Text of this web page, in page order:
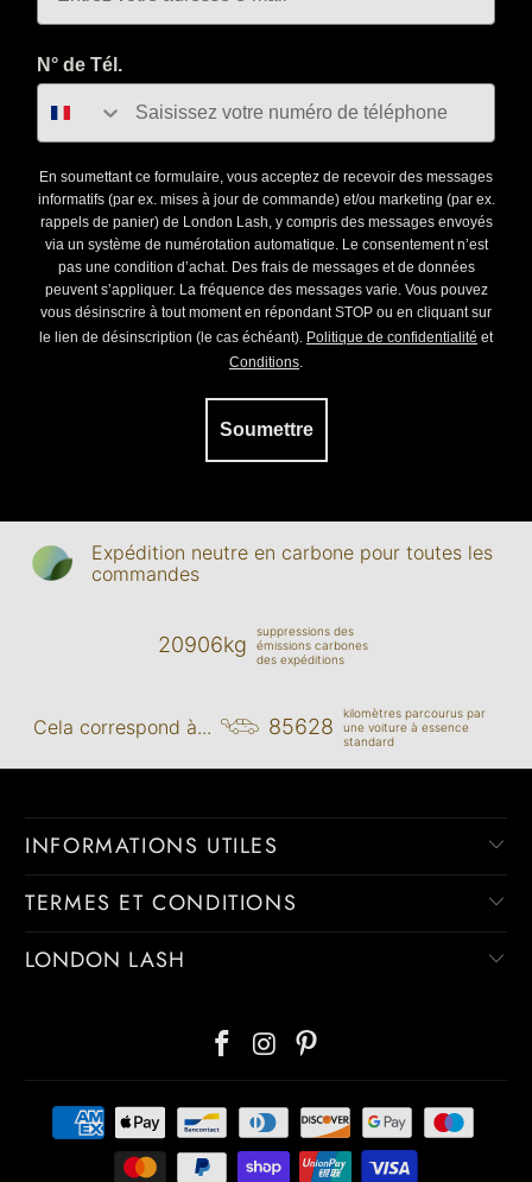
N° de Tél.
En soumettant ce formulaire, vous acceptez de recevoir des messages
informatifs (par ex. mises à jour de commande) et/ou marketing (par ex.
rappels de panier) de London Lash, y compris des messages envoyés
via un système de numérotation automatique. Le consentement n’est
pas une condition d’achat. Des frais de messages et de données
peuvent s’appliquer. La fréquence des messages varie. Vous pouvez
vous désinscrire à tout moment en répondant STOP ou en cliquant sur
le lien de désinscription (le cas échéant). Politique de confidentialité et
Conditions
Soumettre
Expédition neutre en carbone pour toutes les
commandes
20906kg
suppressions des
émissions carbones
des expéditions
Cela correspond à... 85628
kilomètres parcourus par
une voiture à essence
standard
INFORMATIONS UTILES
TERMES ET CONDITIONS
LONDON LASH